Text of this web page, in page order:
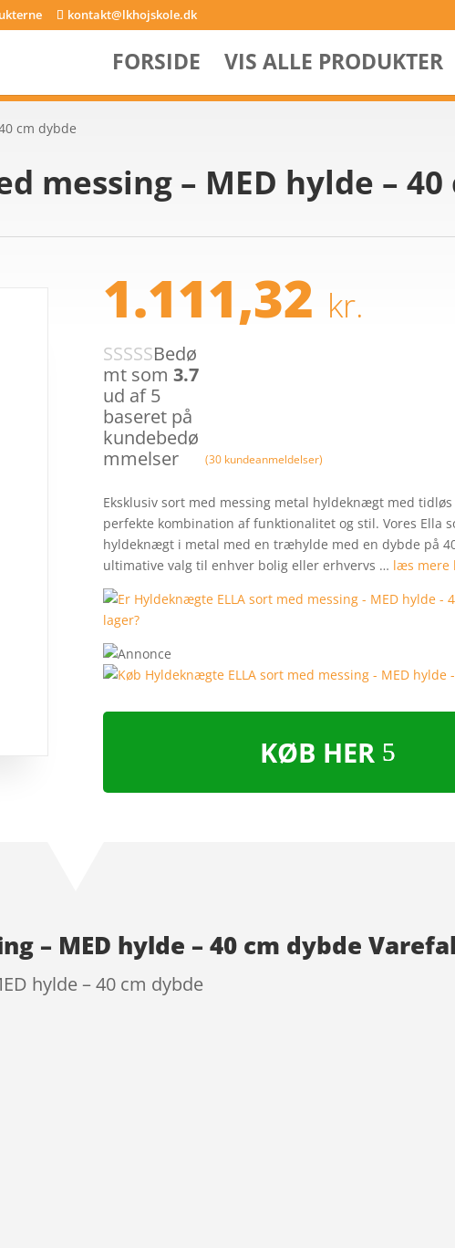
kontakt@lkhojskole.dk
FORSIDE VIS ALLE PRODUKTER
cm dybde
messing – MED hylde – 40
1.111,32 kr.
Bedø
mt som 3.7
ud af 5
baseret på
kundebedø
mmelser
(30kundeanmeldelser)
Eksklusiv sort med messing metal hyldeknægt med
perfekte kombination af funktionalitet og stil. Vores Ella
hyldeknægt i metal med en træhylde med en dybde på
ultimative valg til enhver bolig eller erhvervs … læs mere
KØB HER
– MED hylde – 40 cm dybde
hylde – 40 cm dybde